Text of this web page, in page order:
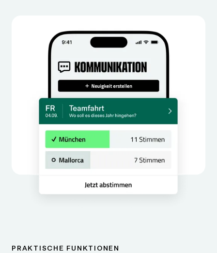
PRAKTISCHE FUNKTIONEN